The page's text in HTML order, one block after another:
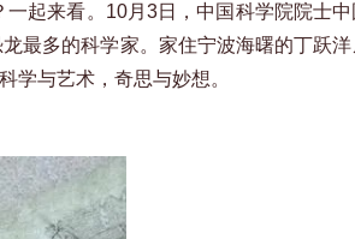
起来看。10月3日，中国科学院院士
最多的科学家。家住宁波海曙的丁跃洋
学与艺术，奇思与妙想。